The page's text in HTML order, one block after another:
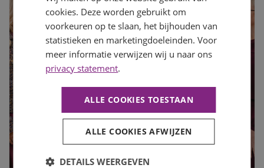
cookies. Deze worden gebruikt om
voorkeuren op te slaan, het bijhouden van
statistieken en marketingdoeleinden. Voor
meer informatie verwijzen wij u naar ons
privacy statement.
ALLE COOKIES TOESTAAN
ALLE COOKIES AFWIJZEN
DETAILS WEERGEVEN